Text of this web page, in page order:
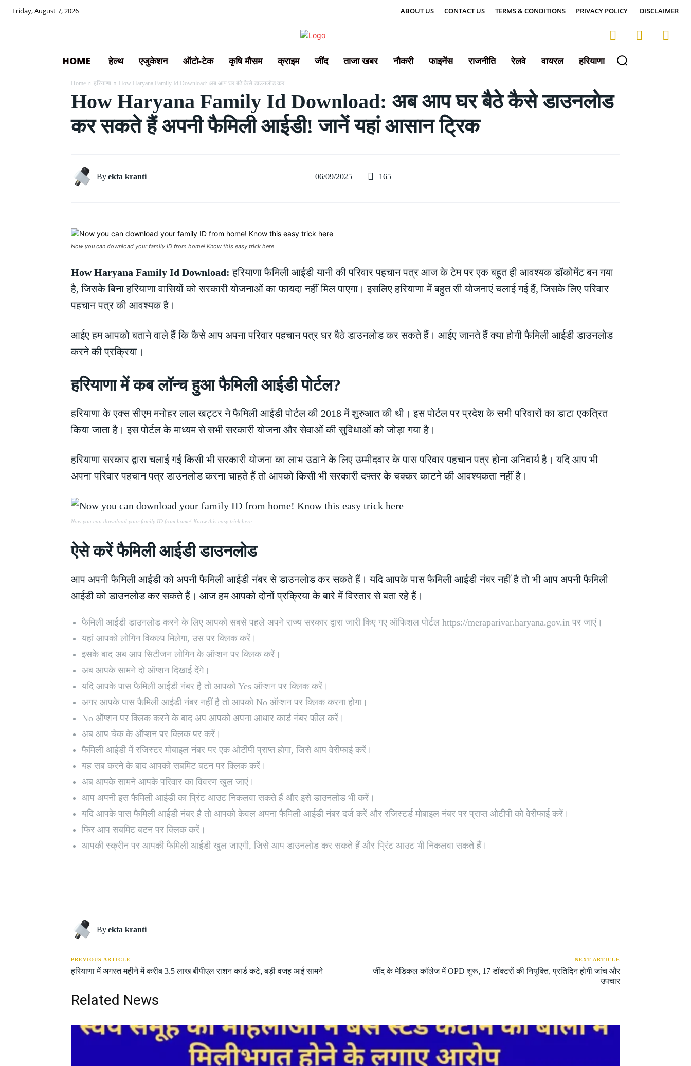
Friday, August 7, 2026 ABOUT US CONTACT US TERMS & CONDITIONS PRIVACY POLICY DISCLAIMER
HOME हेल्थ एजुकेशन ऑटो-टेक कृषि मौसम क्राइम जींद ताजा खबर नौकरी फाइनेंस राजनीति रेलवे वायरल हरियाणा
Home हरियाणा How Haryana Family Id Download: अब आप घर बैठे कैसे डाउनलोड कर...
How Haryana Family Id Download: अब आप घर बैठे कैसे डाउनलोड
कर सकते हैं अपनी फैमिली आईडी! जानें यहां आसान ट्रिक
Byekta kranti 06/09/2025 165
Now you can download your family ID from home! Know this easy trick here
How Haryana Family Id Download:हरियाणा फैमिली आईडी यानी की परिवार पहचान पत्र आज के टेम पर एक बहुत ही आवश्यक डॉकोमेंट बन गया
है, जिसके बिना हरियाणा वासियों को सरकारी योजनाओं का फायदा नहीं मिल पाएगा। इसलिए हरियाणा में बहुत सी योजनाएं चलाई गई हैं, जिसके लिए परिवार
पहचान पत्र की आवश्यक है।
आईए हम आपको बताने वाले हैं कि कैसे आप अपना परिवार पहचान पत्र घर बैठे डाउनलोड कर सकते हैं। आईए जानते हैं क्या होगी फैमिली आईडी डाउनलोड
करने की प्रक्रिया।
हरियाणा में कब लॉन्च हुआ फैमिली आईडी पोर्टल?
हरियाणा के एक्स सीएम मनोहर लाल खट्टर ने फैमिली आईडी पोर्टल की 2018 में शुरुआत की थी। इस पोर्टल पर प्रदेश के सभी परिवारों का डाटा एकत्रित
किया जाता है। इस पोर्टल के माध्यम से सभी सरकारी योजना और सेवाओं की सुविधाओं को जोड़ा गया है।
हरियाणा सरकार द्वारा चलाई गई किसी भी सरकारी योजना का लाभ उठाने के लिए उम्मीदवार के पास परिवार पहचान पत्र होना अनिवार्य है। यदि आप भी
अपना परिवार पहचान पत्र डाउनलोड करना चाहते हैं तो आपको किसी भी सरकारी दफ्तर के चक्कर काटने की आवश्यकता नहीं है।
Now you can download your family ID from home! Know this easy trick here
ऐसे करें फैमिली आईडी डाउनलोड
आप अपनी फैमिली आईडी को अपनी फैमिली आईडी नंबर से डाउनलोड कर सकते हैं। यदि आपके पास फैमिली आईडी नंबर नहीं है तो भी आप अपनी फैमिली
आईडी को डाउनलोड कर सकते हैं। आज हम आपको दोनों प्रक्रिया के बारे में विस्तार से बता रहे हैं।
फैमिली आईडी डाउनलोड करने के लिए आपको सबसे पहले अपने राज्य सरकार द्वारा जारी किए गए ऑफिशल पोर्टल https://meraparivar.haryana.gov.in पर जाएं।
यहां आपको लोगिन विकल्प मिलेगा, उस पर क्लिक करें।
इसके बाद अब आप सिटीजन लोगिन के ऑप्शन पर क्लिक करें।
अब आपके सामने दो ऑप्शन दिखाई देंगे।
यदि आपके पास फैमिली आईडी नंबर है तो आपको Yes ऑप्शन पर क्लिक करें।
अगर आपके पास फैमिली आईडी नंबर नहीं है तो आपको No ऑप्शन पर क्लिक करना होगा।
No ऑप्शन पर क्लिक करने के बाद अप आपको अपना आधार कार्ड नंबर फील करें।
अब आप चेक के ऑप्शन पर क्लिक पर करें।
फैमिली आईडी में रजिस्टर मोबाइल नंबर पर एक ओटीपी प्राप्त होगा, जिसे आप वेरीफाई करें।
यह सब करने के बाद आपको सबमिट बटन पर क्लिक करें।
अब आपके सामने आपके परिवार का विवरण खुल जाएं।
आप अपनी इस फैमिली आईडी का प्रिंट आउट निकलवा सकते हैं और इसे डाउनलोड भी करें।
यदि आपके पास फैमिली आईडी नंबर है तो आपको केवल अपना फैमिली आईडी नंबर दर्ज करें और रजिस्टर्ड मोबाइल नंबर पर प्राप्त ओटीपी को वेरीफाई करें।
फिर आप सबमिट बटन पर क्लिक करें।
आपकी स्क्रीन पर आपकी फैमिली आईडी खुल जाएगी, जिसे आप डाउनलोड कर सकते हैं और प्रिंट आउट भी निकलवा सकते हैं।
Byekta kranti
PREVIOUS ARTICLE
हरियाणा में अगस्त महीने में करीब 3.5 लाख बीपीएल राशन कार्ड कटे, बड़ी वजह आई सामने
NEXT ARTICLE
जींद के मेडिकल कॉलेज में OPD शुरू, 17 डॉक्टरों की नियुक्ति, प्रतिदिन होगी जांच और
उपचार
Related News